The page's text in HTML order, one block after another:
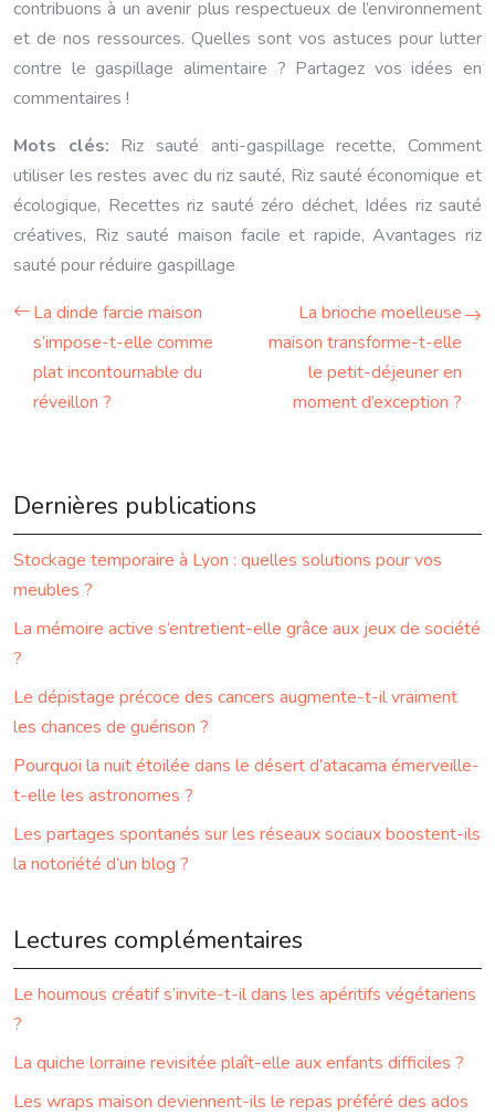
contribuons à un avenir plus respectueux de l’environnement
et de nos ressources. Quelles sont vos astuces pour lutter
contre le gaspillage alimentaire ? Partagez vos idées en
commentaires !
Mots clés: Riz sauté anti-gaspillage recette, Comment
utiliser les restes avec du riz sauté, Riz sauté économique et
écologique, Recettes riz sauté zéro déchet, Idées riz sauté
créatives, Riz sauté maison facile et rapide, Avantages riz
sauté pour réduire gaspillage
La dinde farcie maison
s’impose-t-elle comme
plat incontournable du
réveillon ?
La brioche moelleuse
maison transforme-t-elle
le petit-déjeuner en
moment d’exception ?
Dernières publications
Stockage temporaire à Lyon : quelles solutions pour vos
meubles ?
La mémoire active s’entretient-elle grâce aux jeux de société
?
Le dépistage précoce des cancers augmente-t-il vraiment
les chances de guérison ?
Pourquoi la nuit étoilée dans le désert d’atacama émerveille-
t-elle les astronomes ?
Les partages spontanés sur les réseaux sociaux boostent-ils
la notoriété d’un blog ?
Lectures complémentaires
Le houmous créatif s’invite-t-il dans les apéritifs végétariens
?
La quiche lorraine revisitée plaît-elle aux enfants difficiles ?
Les wraps maison deviennent-ils le repas préféré des ados